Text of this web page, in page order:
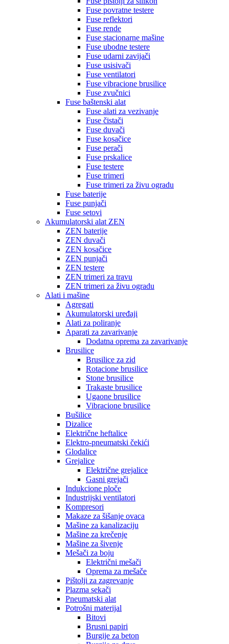
Fuse povratne testere
Fuse reflektori
Fuse rende
Fuse stacionarne mašine
Fuse ubodne testere
Fuse udarni zavijači
Fuse usisivači
Fuse ventilatori
Fuse vibracione brusilice
Fuse zvučnici
Fuse baštenski alat
Fuse alati za vezivanje
Fuse čistači
Fuse duvači
Fuse kosačice
Fuse perači
Fuse prskalice
Fuse testere
Fuse trimeri
Fuse trimeri za živu ogradu
Fuse baterije
Fuse punjači
Fuse setovi
Akumulatorski alat ZEN
ZEN baterije
ZEN duvači
ZEN kosačice
ZEN punjači
ZEN testere
ZEN trimeri za travu
ZEN trimeri za živu ogradu
Alati i mašine
Agregati
Akumulatorski uređaji
Alati za poliranje
Aparati za zavarivanje
Dodatna oprema za zavarivanje
Brusilice
Brusilice za zid
Rotacione brusilice
Stone brusilice
Trakaste brusilice
Ugaone brusilice
Vibracione brusilice
Bušilice
Dizalice
Električne heftalice
Elektro-pneumatski čekići
Glodalice
Grejalice
Električne grejalice
Gasni grejači
Indukcione ploče
Industrijski ventilatori
Kompresori
Makaze za šišanje ovaca
Mašine za kanalizaciju
Mašine za krečenje
Mašine za šivenje
Mešači za boju
Električni mešači
Oprema za mešače
Pištolji za zagrevanje
Plazma sekači
Pneumatski alat
Potrošni materijal
Bitovi
Brusni papiri
Burgije za beton